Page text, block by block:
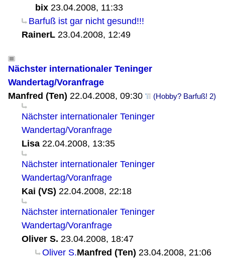
bix 23.04.2008, 11:33
Barfuß ist gar nicht gesund!!!
RainerL 23.04.2008, 12:49
Nächster internationaler Teninger
Wandertag/Voranfrage
Manfred (Ten) 22.04.2008, 09:30 (Hobby? Barfuß! 2)
Nächster internationaler Teninger
Wandertag/Voranfrage
Lisa 22.04.2008, 13:35
Nächster internationaler Teninger
Wandertag/Voranfrage
Kai (VS) 22.04.2008, 22:18
Nächster internationaler Teninger
Wandertag/Voranfrage
Oliver S. 23.04.2008, 18:47
Oliver S.Manfred (Ten) 23.04.2008, 21:06